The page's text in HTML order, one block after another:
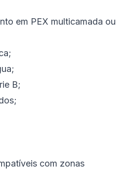
em PEX multicamada ou
B;
com zonas